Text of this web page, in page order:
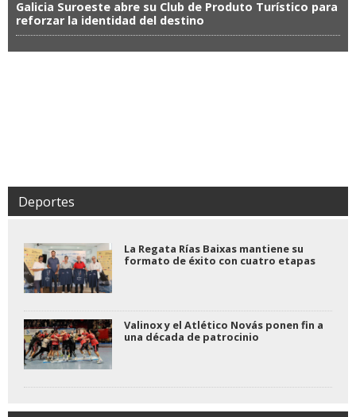
Galicia Suroeste abre su Club de Produto Turístico para
reforzar la identidad del destino
Deportes
La Regata Rías Baixas mantiene su
formato de éxito con cuatro etapas
Valinox y el Atlético Novás ponen fin a
una década de patrocinio